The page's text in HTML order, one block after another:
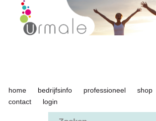
en naar
de inhoud
gaan
Urmale
home bedrijfsinfo professioneel shop
contact
login